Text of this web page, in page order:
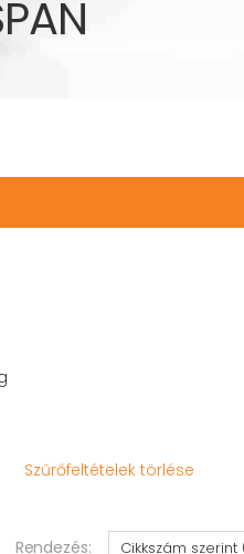
Szűrőfeltételek törlése
Rendezés: